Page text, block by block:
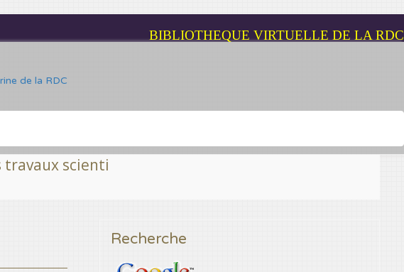
de la RDC
BIBLIOTHEQUE VIRTUELLE DE LA RDC
fins prêts, cela est possible grâce à
Recherche